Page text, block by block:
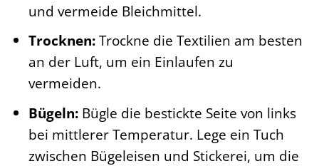
und vermeide Bleichmittel.
Trocknen:Trockne die Textilien am besten
an der Luft, um ein Einlaufen zu
vermeiden.
Bügeln:Bügle die bestickte Seite von links
bei mittlerer Temperatur. Lege ein Tuch
zwischen Bügeleisen und Stickerei, um die